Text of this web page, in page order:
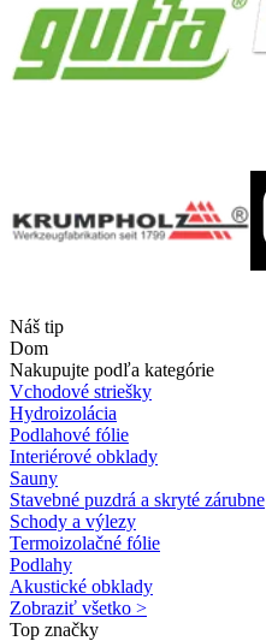
Náš tip
Dom
Nakupujte podľa kategórie
Vchodové striešky
Hydroizolácia
Podlahové fólie
Interiérové obklady
Sauny
Stavebné puzdrá a skryté zárubne
Schody a výlezy
Termoizolačné fólie
Podlahy
Akustické obklady
Zobraziť všetko >
Top značky